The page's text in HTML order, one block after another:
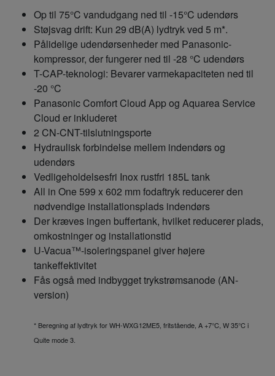
Op til 75°C vandudgang ned til -15°C udendørs
Støjsvag drift: Kun 29 dB(A) lydtryk ved 5 m*.
Pålidelige udendørsenheder med Panasonic-
kompressor, der fungerer ned til -28 °C udendørs
T-CAP-teknologi: Bevarer varmekapaciteten ned til
-20 °C
Panasonic Comfort Cloud App og Aquarea Service
Cloud er inkluderet
2 CN-CNT-tilslutningsporte
Hydraulisk forbindelse mellem indendørs og
udendørs
Vedligeholdelsesfri Inox rustfri 185L tank
All in One 599 x 602 mm fodaftryk reducerer den
nødvendige installationsplads indendørs
Der kræves ingen buffertank, hvilket reducerer plads,
omkostninger og installationstid
U-Vacua™-isoleringspanel giver højere
tankeffektivitet
Fås også med indbygget trykstrømsanode (AN-
version)
* Beregning af lydtryk for WH-WXG12ME5, fritstående, A +7°C, W 35°C i
Quite mode 3.